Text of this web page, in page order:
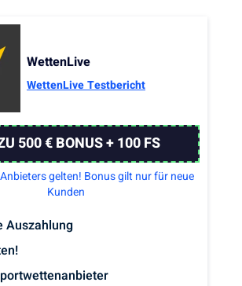
WettenLive
WettenLive Testbericht
Auszahlung
500 € BONUS + 100 FS
gelten! Bonus gilt nur für neue
Kunden